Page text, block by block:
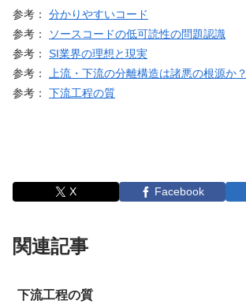
参考： 分かりやすいコード
参考：
ソースコードの低可読性の問題認識
参考： SI業界の理想と現実
参考： 上流・下流の分離構造は諸悪の根源か？
参考： 下流工程の質
X Facebook
関連記事
下流工程の質